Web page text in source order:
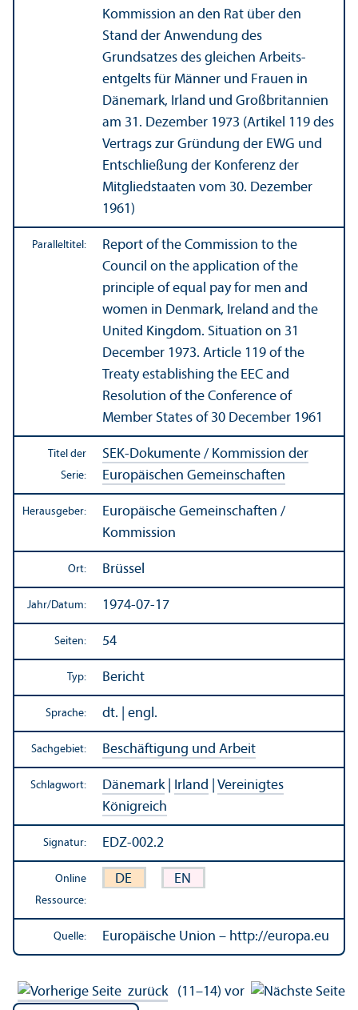
Kommission an den Rat über den
Stand der Anwendung des
Grundsatzes des gleichen Arbeits­
entgelts für Männer und Frauen in
Dänemark, Irland und Großbritannien
am 31. Dezember 1973 (Artikel 119 des
Vertrags zur Gründung der EWG und
Entschließung der Konferenz der
Mitgliedstaaten vom 30. Dezember
1961)
Paralleltitel:
Report of the Commission to the
Council on the application of the
principle of equal pay for men and
women in Denmark, Ireland and the
United Kingdom. Situation on 31
December 1973. Article 119 of the
Treaty establishing the EEC and
Resolution of the Conference of
Member States of 30 December 1961
Titel der
Serie:
SEK-Dokumente / Kommission der
Europäischen Gemeinschaften
Herausgeber:
Europäische Gemeinschaften /
Kommission
Ort: Brüssel
Jahr/Datum: 1974-07-17
Seiten: 54
Typ: Bericht
Sprache: dt. | engl.
Sachgebiet: Beschäftigung und Arbeit
Schlagwort: Dänemark| Irland
Vereinigtes
Königreich
Signatur: EDZ-002.2
Online
Ressource:
DE EN
Quelle: Europäische Union – http://europa.eu
zurück(11–14) vor